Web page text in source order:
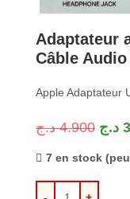
Adaptateur
Câble
Apple Adaptateur
4.900 د.ج د.ج
7 en stock